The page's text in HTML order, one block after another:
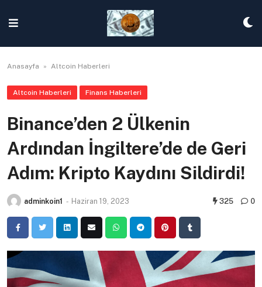
content
Anasayfa » Altcoin Haberleri
Altcoin Haberleri Finans Haberleri
Binance’den 2 Ülkenin
Ardından İngiltere’de de Geri
Adım: Kripto Kaydını Sildirdi!
adminkoin1 - Haziran 19, 2023 325 0